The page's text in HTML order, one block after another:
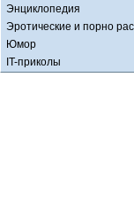
Энциклопедия
Эротические и порно
Юмор
IT-приколы